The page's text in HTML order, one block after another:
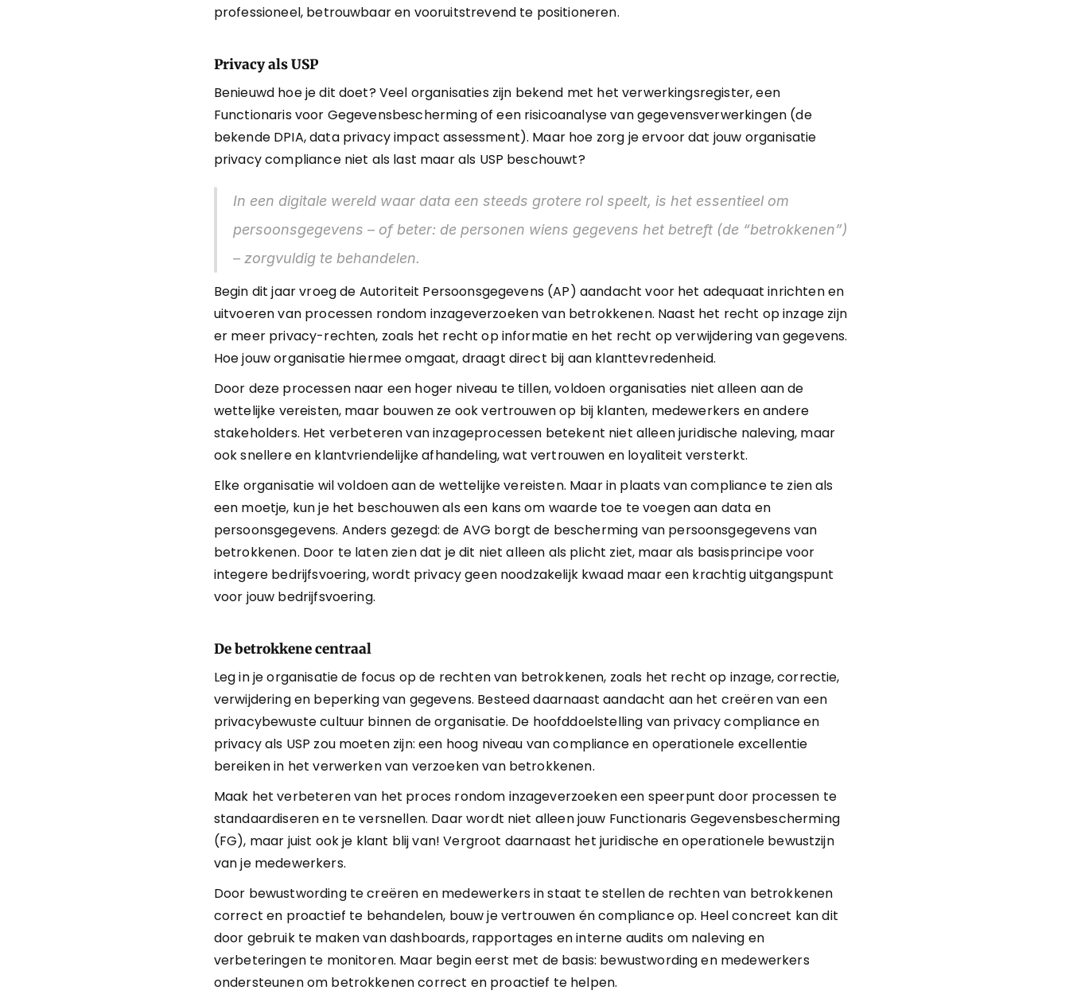
professioneel, betrouwbaar en vooruitstrevend te positioneren.
Privacy als USP
Benieuwd hoe je dit doet? Veel organisaties zijn bekend met het verwerkingsregister, een
Functionaris voor Gegevensbescherming of een risicoanalyse van gegevensverwerkingen (de
bekende DPIA, data privacy impact assessment). Maar hoe zorg je ervoor dat jouw organisatie
privacy compliance niet als last maar als USP beschouwt?
In een digitale wereld waar data een steeds grotere rol speelt, is het essentieel om
persoonsgegevens – of beter: de personen wiens gegevens het betreft (de “betrokkenen”)
– zorgvuldig te behandelen.
Begin dit jaar vroeg de Autoriteit Persoonsgegevens (AP) aandacht voor het adequaat inrichten en
uitvoeren van processen rondom inzageverzoeken van betrokkenen. Naast het recht op inzage zijn
er meer privacy-rechten, zoals het recht op informatie en het recht op verwijdering van gegevens.
Hoe jouw organisatie hiermee omgaat, draagt direct bij aan klanttevredenheid.
Door deze processen naar een hoger niveau te tillen, voldoen organisaties niet alleen aan de
wettelijke vereisten, maar bouwen ze ook vertrouwen op bij klanten, medewerkers en andere
stakeholders. Het verbeteren van inzageprocessen betekent niet alleen juridische naleving, maar
ook snellere en klantvriendelijke afhandeling, wat vertrouwen en loyaliteit versterkt.
Elke organisatie wil voldoen aan de wettelijke vereisten. Maar in plaats van compliance te zien als
een moetje, kun je het beschouwen als een kans om waarde toe te voegen aan data en
persoonsgegevens. Anders gezegd: de AVG borgt de bescherming van persoonsgegevens van
betrokkenen. Door te laten zien dat je dit niet alleen als plicht ziet, maar als basisprincipe voor
integere bedrijfsvoering, wordt privacy geen noodzakelijk kwaad maar een krachtig uitgangspunt
voor jouw bedrijfsvoering.
De betrokkene centraal
Leg in je organisatie de focus op de rechten van betrokkenen, zoals het recht op inzage, correctie,
verwijdering en beperking van gegevens. Besteed daarnaast aandacht aan het creëren van een
privacybewuste cultuur binnen de organisatie. De hoofddoelstelling van privacy compliance en
privacy als USP zou moeten zijn: een hoog niveau van compliance en operationele excellentie
bereiken in het verwerken van verzoeken van betrokkenen.
Maak het verbeteren van het proces rondom inzageverzoeken een speerpunt door processen te
standaardiseren en te versnellen. Daar wordt niet alleen jouw Functionaris Gegevensbescherming
(FG), maar juist ook je klant blij van! Vergroot daarnaast het juridische en operationele bewustzijn
van je medewerkers.
Door bewustwording te creëren en medewerkers in staat te stellen de rechten van betrokkenen
correct en proactief te behandelen, bouw je vertrouwen én compliance op. Heel concreet kan dit
door gebruik te maken van dashboards, rapportages en interne audits om naleving en
verbeteringen te monitoren. Maar begin eerst met de basis: bewustwording en medewerkers
ondersteunen om betrokkenen correct en proactief te helpen.